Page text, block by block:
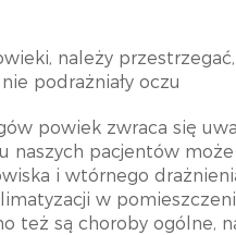
należy
podrażniały oczu
powiek zwraca się
naszych pacjentów
i wtórnego
w
też są choroby ogólne,